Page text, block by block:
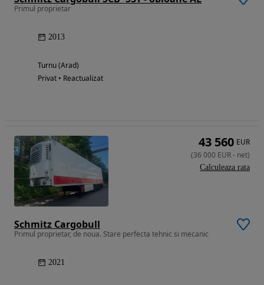
Primul proprietar
2013
Turnu (Arad)
Privat • Reactualizat
Schmitz Cargobull
Primul proprietar, de noua. Stare perfecta tehnic si mecanic
2021
43 560 EUR
(36 000 EUR- net)
Calculeaza rata